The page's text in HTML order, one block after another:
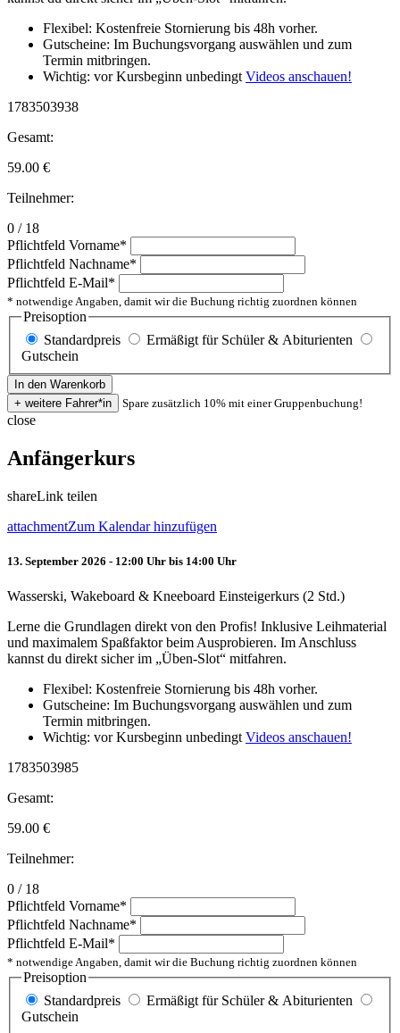
Flexibel: Kostenfreie Stornierung bis 48h vorher.
Gutscheine: Im Buchungsvorgang auswählen und zum
Termin mitbringen.
Wichtig: vor Kursbeginn unbedingt Videos anschauen!
1783503938
Gesamt:
59.00 €
Teilnehmer:
0 / 18
Pflichtfeld Vorname*
Pflichtfeld Nachname*
Pflichtfeld E-Mail*
* notwendige Angaben, damit wir die Buchung richtig zuordnen können
Preisoption
Standardpreis
Ermäßigt für Schüler & Abiturienten
Gutschein
Spare zusätzlich 10% mit einer Gruppenbuchung!
close
Anfängerkurs
shareLink teilen
attachmentZum Kalendar hinzufügen
13. September 2026 - 12:00 Uhr bis 14:00 Uhr
Wasserski, Wakeboard & Kneeboard Einsteigerkurs (2 Std.)
Lerne die Grundlagen direkt von den Profis! Inklusive Leihmaterial
und maximalem Spaßfaktor beim Ausprobieren. Im Anschluss
kannst du direkt sicher im „Üben-Slot“ mitfahren.
Flexibel: Kostenfreie Stornierung bis 48h vorher.
Gutscheine: Im Buchungsvorgang auswählen und zum
Termin mitbringen.
Wichtig: vor Kursbeginn unbedingt Videos anschauen!
1783503985
Gesamt:
59.00 €
Teilnehmer:
0 / 18
Pflichtfeld Vorname*
Pflichtfeld Nachname*
Pflichtfeld E-Mail*
* notwendige Angaben, damit wir die Buchung richtig zuordnen können
Preisoption
Standardpreis
Ermäßigt für Schüler & Abiturienten
Gutschein